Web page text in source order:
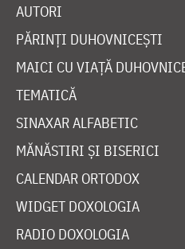
AUTORI
PĂRINȚI DUHOVNICEȘTI
MAICI CU VIAȚĂ
TEMATICĂ
SINAXAR ALFABETIC
MĂNĂSTIRI ȘI BISERICI
CALENDAR ORTODOX
WIDGET DOXOLOGIA
RADIO DOXOLOGIA